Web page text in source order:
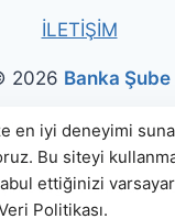
İLETİŞİM
2026 Banka Şube
banka bilgileri için
web sitelerinden
Google Haritalar
en iyi deneyimi
Bu siteyi
ettiğinizi
Politikası.